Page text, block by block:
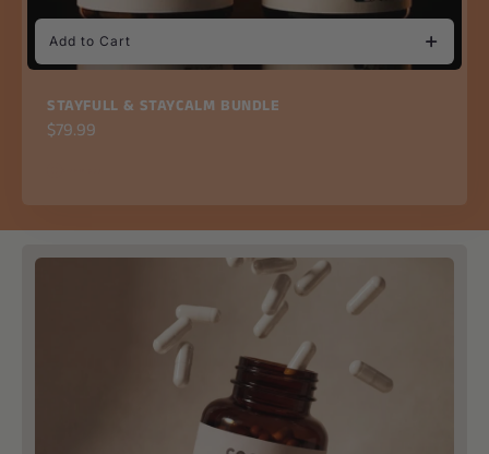
Add to Cart
STAYFULL & STAYCALM BUNDLE
Regular
$79.99